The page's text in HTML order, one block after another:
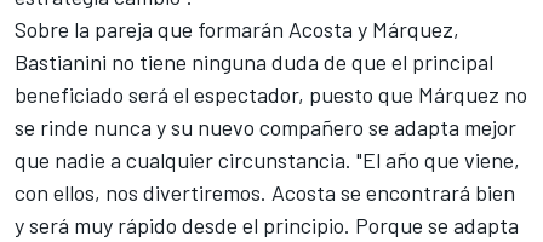
Sobre la pareja que formarán Acosta y Márquez,
Bastianini no tiene ninguna duda de que el principal
beneficiado será el espectador, puesto que Márquez no
se rinde nunca y su nuevo compañero se adapta mejor
que nadie a cualquier circunstancia. "El año que viene,
con ellos, nos divertiremos. Acosta se encontrará bien
y será muy rápido desde el principio. Porque se adapta